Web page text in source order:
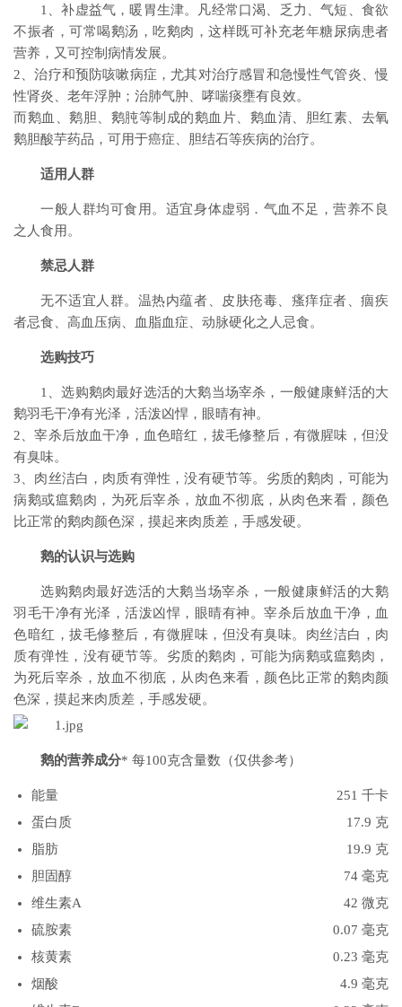
1、补虚益气，暖胃生津。凡经常口渴、乏力、气短、食欲
不振者，可常喝鹅汤，吃鹅肉，这样既可补充老年糖尿病患者
营养，又可控制病情发展。
2、治疗和预防咳嗽病症，尤其对治疗感冒和急慢性气管炎、慢
性肾炎、老年浮肿；治肺气肿、哮喘痰壅有良效。
而鹅血、鹅胆、鹅肫等制成的鹅血片、鹅血清、胆红素、去氧
鹅胆酸芋药品，可用于癌症、胆结石等疾病的治疗。
适用人群
一般人群均可食用。适宜身体虚弱．气血不足，营养不良
之人食用。
禁忌人群
无不适宜人群。温热内蕴者、皮肤疮毒、瘙痒症者、痼疾
者忌食、高血压病、血脂血症、动脉硬化之人忌食。
选购技巧
1、选购鹅肉最好选活的大鹅当场宰杀，一般健康鲜活的大
鹅羽毛干净有光泽，活泼凶悍，眼晴有神。
2、宰杀后放血干净，血色暗红，拔毛修整后，有微腥味，但没
有臭味。
3、肉丝洁白，肉质有弹性，没有硬节等。劣质的鹅肉，可能为
病鹅或瘟鹅肉，为死后宰杀，放血不彻底，从肉色来看，颜色
比正常的鹅肉颜色深，摸起来肉质差，手感发硬。
鹅的认识与选购
选购鹅肉最好选活的大鹅当场宰杀，一般健康鲜活的大鹅
羽毛干净有光泽，活泼凶悍，眼晴有神。宰杀后放血干净，血
色暗红，拔毛修整后，有微腥味，但没有臭味。肉丝洁白，肉
质有弹性，没有硬节等。劣质的鹅肉，可能为病鹅或瘟鹅肉，
为死后宰杀，放血不彻底，从肉色来看，颜色比正常的鹅肉颜
色深，摸起来肉质差，手感发硬。
鹅的营养成分* 每100克含量数（仅供参考）
能量
251 千卡
蛋白质
17.9 克
脂肪
19.9 克
胆固醇
74 毫克
维生素A
42 微克
硫胺素
0.07 毫克
核黄素
0.23 毫克
烟酸
4.9 毫克